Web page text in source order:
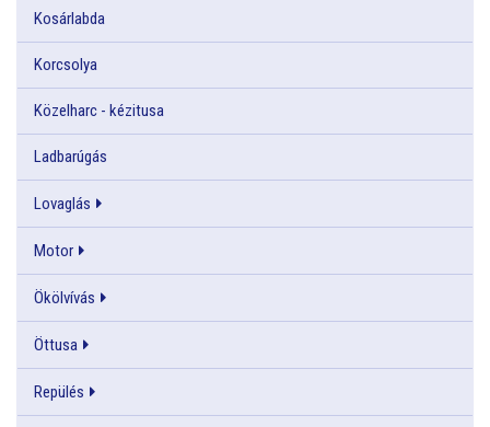
Kosárlabda
Korcsolya
Közelharc - kézitusa
Ladbarúgás
Lovaglás
Motor
Ökölvívás
Öttusa
Repülés